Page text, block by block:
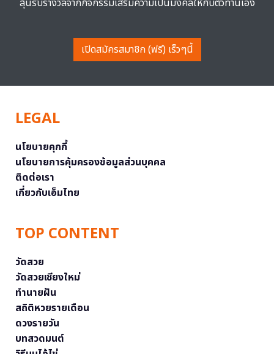
ลุ้นรับรางวัลจากกิจกรรมเสริมความเป็นมงคลให้กับตัวท่านเอง
เปิดสมัครสมาชิก (ฟรี) เร็วๆนี้
LEGAL
นโยบายคุกกี้
นโยบายการคุ้มครองข้อมูลส่วนบุคคล
ติดต่อเรา
เกี่ยวกับเอ็มไทย
TOP CONTENT
วัดสวย
วัดสวยเชียงใหม่
ทำนายฝัน
สถิติหวยรายเดือน
ดวงรายวัน
บทสวดมนต์